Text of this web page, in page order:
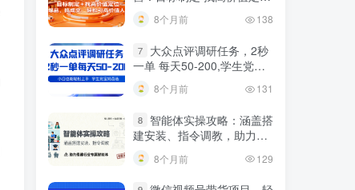
引高价值人脉
8个月前 138
7
大众点评调研任务，2秒
一单 每天50-200,学生党宝
8个月前 131
8
智能体实操攻略：涵盖搭
建安装、指令调教，助力搭
建行业专属智能体
8个月前 129